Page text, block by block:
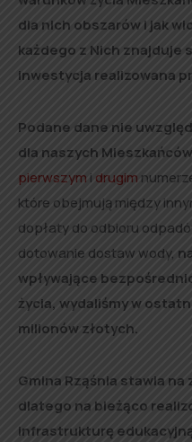
dla nich obszarów i jak
każdego z Nich znajduje
inwestycja realizowana
Podane dane nie
dla naszych Mieszkańców
pierwszym i drugim
które obejmują między
dopłaty do odbioru
dotowanie dostaw wody,
wpływające
życia, wydaliśmy w
milionów złotych.
Gmina Rząśnia stawia
dlatego na bieżąco
infrastrukturę